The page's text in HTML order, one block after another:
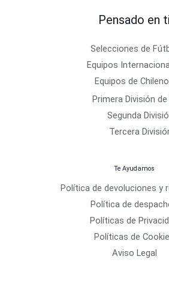
Pensado en ti
Selecciones de
Equipos
Equipos de
Primera División de
Segunda
Tercera
Te Ayudamos
Política de devoluciones y
Política de
Políticas de
Políticas de
Aviso Legal